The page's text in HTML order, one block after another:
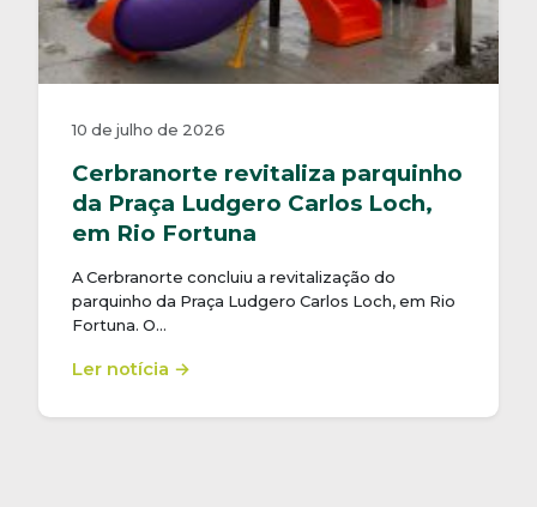
10 de julho de 2026
Cerbranorte revitaliza parquinho
da Praça Ludgero Carlos Loch,
em Rio Fortuna
A Cerbranorte concluiu a revitalização do
parquinho da Praça Ludgero Carlos Loch, em Rio
Fortuna. O…
Ler notícia →